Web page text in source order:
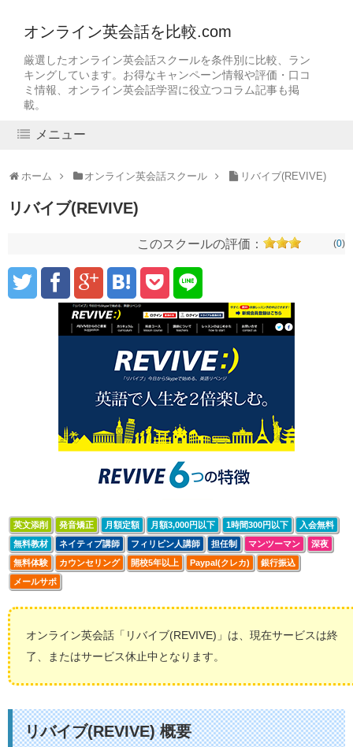
オンライン英会話を比較.com
厳選したオンライン英会話スクールを条件別に比較、ラン
キングしています。お得なキャンペーン情報や評価・口コ
ミ情報、オンライン英会話学習に役立つコラム記事も掲
載。
メニュー
ホーム オンライン英会話スクール リバイブ(REVIVE)
リバイブ(REVIVE)
(0)
このスクールの評価：
英文添削 発音矯正 月額定額 月額3,000円以下 1時間300円以下
入会無料
無料教材
ネイティブ講師 フィリピン人講師 担任制 マンツーマン
深夜
無料体験
カウンセリング 開校5年以上 Paypal(クレカ)
銀行振込
メールサポ
オンライン英会話「リバイブ(REVIVE)」は、現在サービスは終
了、またはサービス休止中となります。
リバイブ(REVIVE) 概要